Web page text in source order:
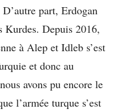
part, Erdogan
Kurdes. Depuis 2016,
à Alep et Idleb s’est
et donc au
avons pu encore le
l’armée turque s’est